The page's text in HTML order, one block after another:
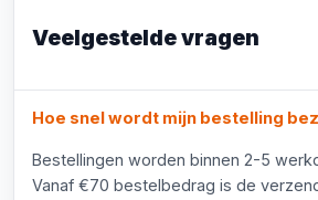
Veelgestelde vragen
Hoe snel wordt mijn bestelling
Bestellingen worden binnen 2-5
Vanaf €70 bestelbedrag is de